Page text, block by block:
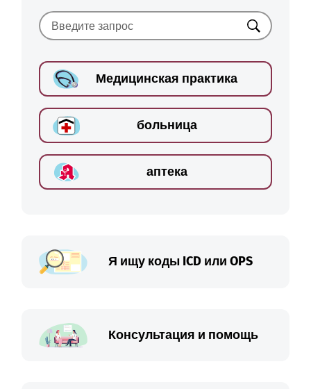
Искать
Медицинская практика
больница
аптека
Я ищу коды ICD или OPS
Консультация и помощь